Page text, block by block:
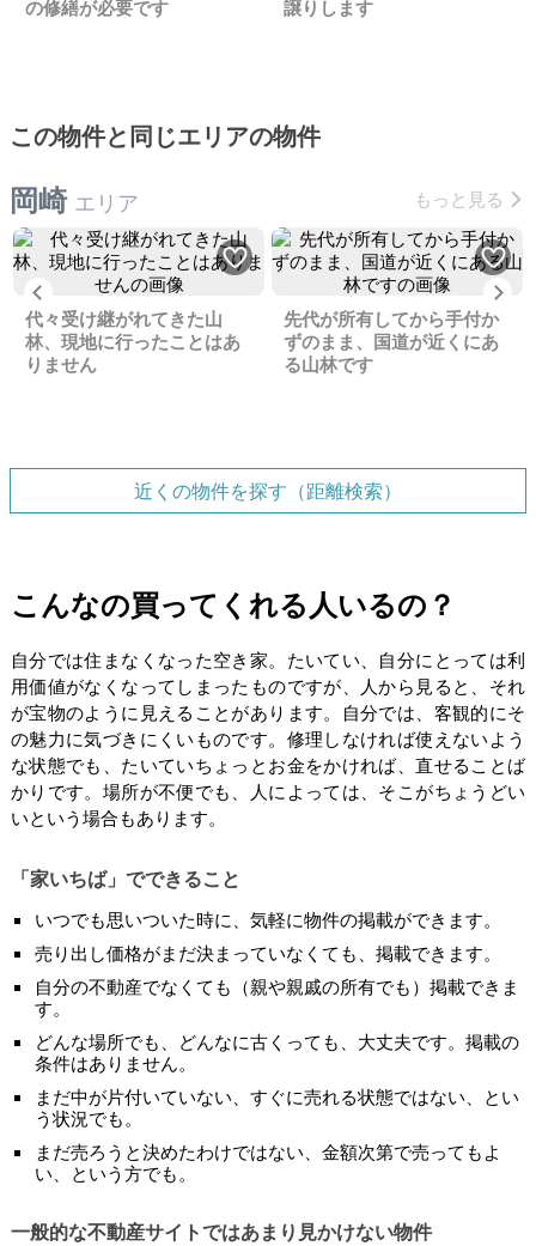
の修繕が必要です 譲りします
この物件と同じエリアの物件
岡崎 エリア もっと見る
Previous
代々受け継がれてきた山
林、現地に行ったことはあ
りません
先代が所有してから手付か
ずのまま、国道が近くにあ
る山林です
近くの物件を探す（距離検索）
こんなの買ってくれる人いるの？
自分では住まなくなった空き家。たいてい、自分にとっては利
用価値がなくなってしまったものですが、人から見ると、それ
が宝物のように見えることがあります。自分では、客観的にそ
の魅力に気づきにくいものです。修理しなければ使えないよう
な状態でも、たいていちょっとお金をかければ、直せることば
かりです。場所が不便でも、人によっては、そこがちょうどい
いという場合もあります。
「家いちば」でできること
いつでも思いついた時に、気軽に物件の掲載ができます。
売り出し価格がまだ決まっていなくても、掲載できます。
自分の不動産でなくても（親や親戚の所有でも）掲載できま
す。
どんな場所でも、どんなに古くっても、大丈夫です。掲載の
条件はありません。
まだ中が片付いていない、すぐに売れる状態ではない、とい
う状況でも。
まだ売ろうと決めたわけではない、金額次第で売ってもよ
い、という方でも。
一般的な不動産サイトではあまり見かけない物件